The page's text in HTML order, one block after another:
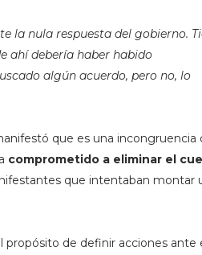
la nula respuesta del gobierno.
ahí debería haber habido
algún acuerdo, pero no, lo
que es una incongruencia
comprometido a eliminar el
que intentaban montar
propósito de definir acciones ante